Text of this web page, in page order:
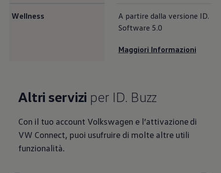
Wellness
A partire dalla versione ID.
Software 5.0
Maggiori Informazioni
Altri servizi per ID. Buzz
Con il tuo account Volkswagen e l’attivazione di
VW Connect, puoi usufruire di molte altre utili
funzionalità.